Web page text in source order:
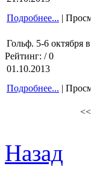
Подробнее... |
Гольф. 5-6 октября
Рейтинг: / 0
01.10.2013
Подробнее... |
Назад